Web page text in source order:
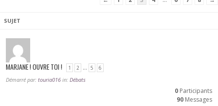
SUJET
MARJANE ! OUVRE TOI ! 1 2 … 5 6
Démarré par: touria016 in: Débats
0 Participants
90 Messages